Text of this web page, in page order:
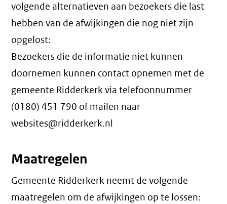
volgende alternatieven aan bezoekers die last
hebben van de afwijkingen die nog niet zijn
opgelost:
Bezoekers die de informatie niet kunnen
doornemen kunnen contact opnemen met de
gemeente Ridderkerk via telefoonnummer
(0180) 451 790 of mailen naar
websites@ridderkerk.nl
Maatregelen
Gemeente Ridderkerk neemt de volgende
maatregelen om de afwijkingen op te lossen: